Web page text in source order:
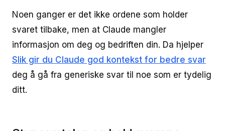
Noen ganger er det ikke ordene som holder
svaret tilbake, men at Claude mangler
informasjon om deg og bedriften din. Da hjelper
Slik gir du Claude god kontekst for bedre svar
deg å gå fra generiske svar til noe som er tydelig
ditt.